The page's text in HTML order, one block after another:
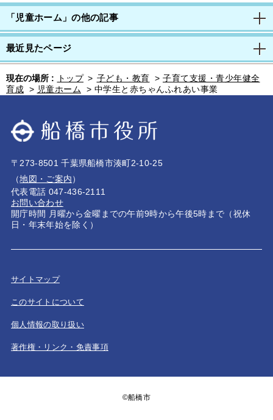
「児童ホーム」の他の記事
最近見たページ
現在の場所 : トップ > 子ども・教育 > 子育て支援・青少年健全
育成 > 児童ホーム > 中学生と赤ちゃんふれあい事業
〒273-8501 千葉県船橋市湊町2-10-25
（地図・ご案内）
代表電話 047-436-2111
お問い合わせ
開庁時間 月曜から金曜までの午前9時から午後5時まで（祝休
日・年末年始を除く）
サイトマップ
このサイトについて
個人情報の取り扱い
著作権・リンク・免責事項
©船橋市